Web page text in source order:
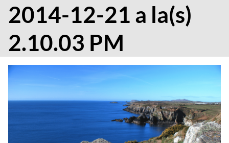
2014-12-21 a la(s)
2.10.03 PM